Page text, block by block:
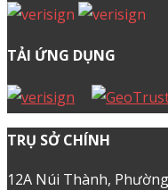
TẢI ỨNG DỤNG
TRỤ SỞ CHÍNH
12A Núi Thành,